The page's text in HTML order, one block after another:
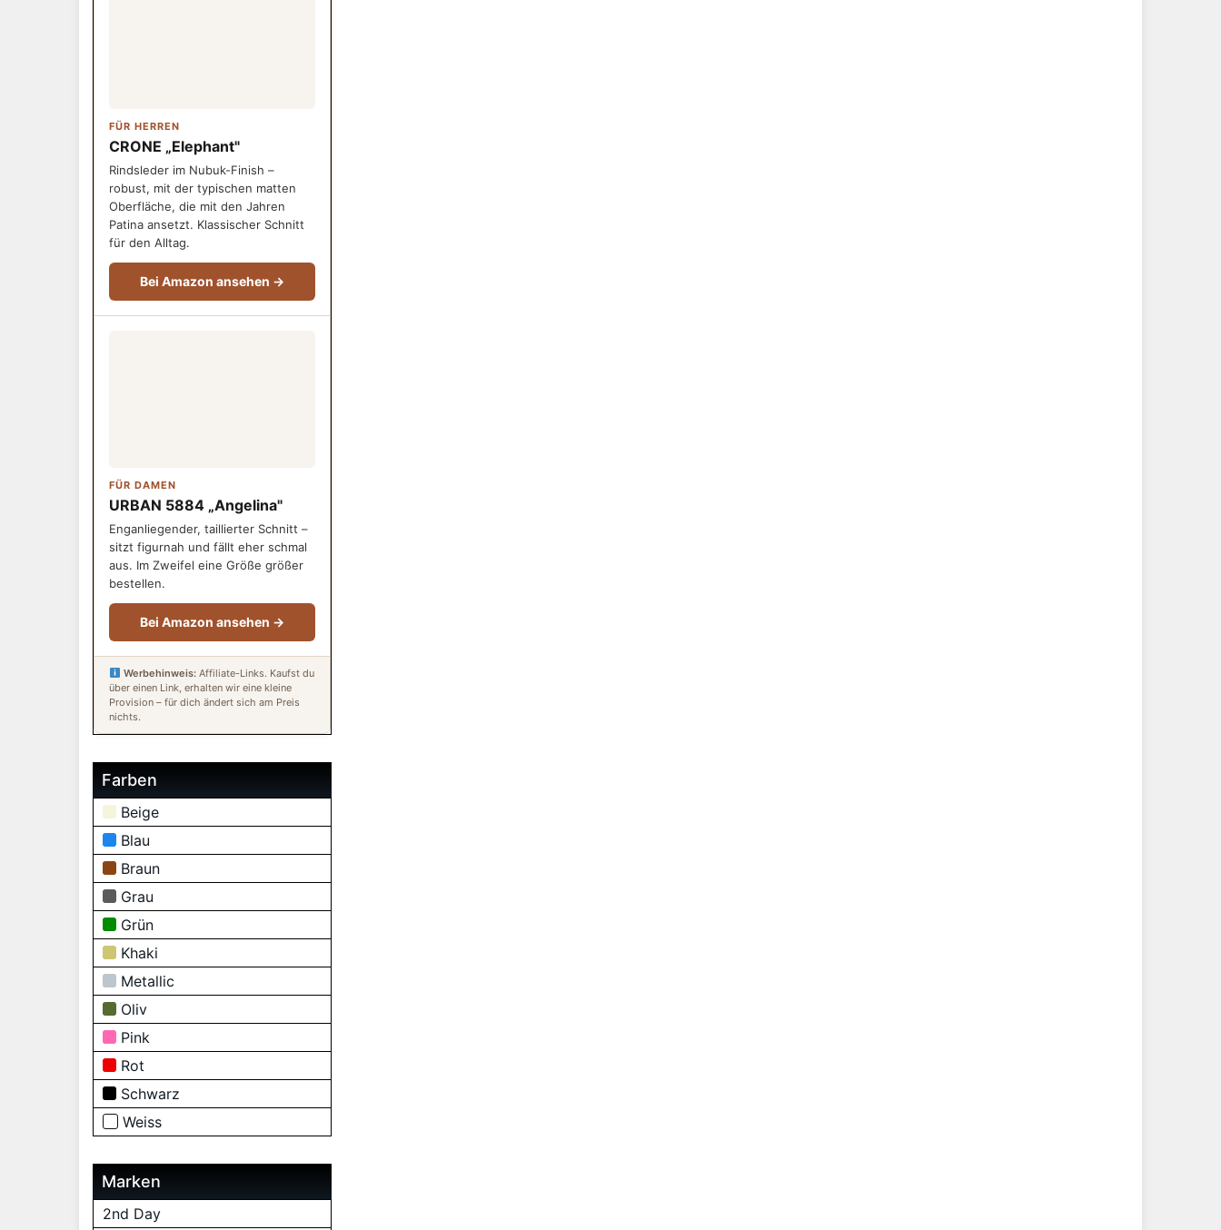
FÜR HERREN
CRONE „Elephant"
Rindsleder im Nubuk-Finish –
robust, mit der typischen matten
Oberfläche, die mit den Jahren
Patina ansetzt. Klassischer Schnitt
für den Alltag.
Bei Amazon ansehen →
FÜR DAMEN
URBAN 5884 „Angelina"
Enganliegender, taillierter Schnitt –
sitzt figurnah und fällt eher schmal
aus. Im Zweifel eine Größe größer
bestellen.
Bei Amazon ansehen →
Werbehinweis:Affiliate-Links. Kaufst du
über einen Link, erhalten wir eine kleine
Provision – für dich ändert sich am Preis
nichts.
Farben
Beige
Blau
Braun
Grau
Grün
Khaki
Metallic
Oliv
Pink
Rot
Schwarz
Weiss
Marken
2nd Day